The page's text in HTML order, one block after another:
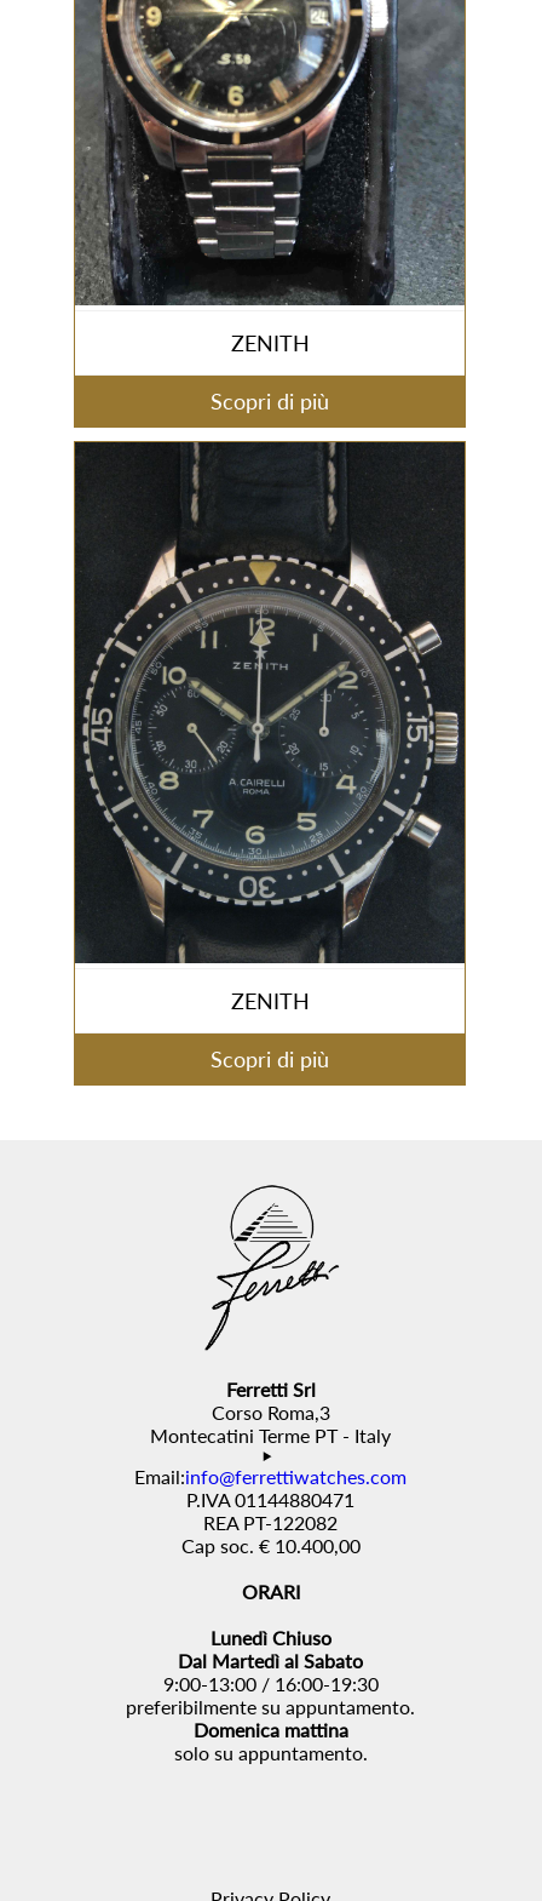
ZENITH
Scopri di più
ZENITH
Scopri di più
Ferretti Srl
Corso Roma,3
Montecatini Terme PT - Italy
Email:info@ferrettiwatches.com
P.IVA 01144880471
REA PT-122082
Cap soc. € 10.400,00
ORARI
Lunedì Chiuso
Dal Martedì al Sabato
9:00-13:00 / 16:00-19:30
preferibilmente su appuntamento.
Domenica mattina
solo su appuntamento.